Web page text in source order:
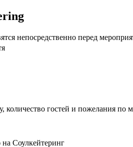
непосредственно перед
гостей и пожелания